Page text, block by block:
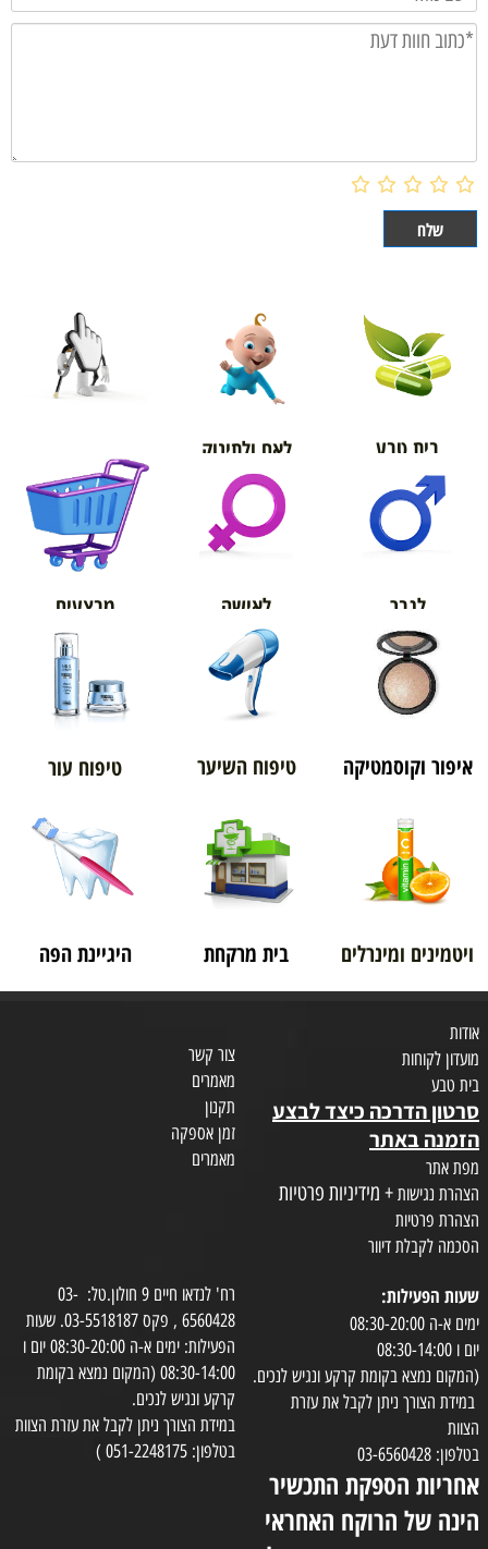
בית טבע לאם ולתינוק
אורטופדיה
לגבר לאישה מבצעים
איפור וקוסמטיקה טיפוח השיער טיפוח עור
ויטמינים ומינרלים בית מרקחת היגיינת הפה
אודות
מועדון לקוחות
בית טבע
סרטון הדרכה כיצד לבצע
הזמנה באתר
מפת אתר
הצהרת נגישות + מידיניות פרטיות
הצהרת פרטיות
הסכמה לקבלת דיוור
צור קשר
מאמרים
תקנון
זמן אספקה
מאמרים
שעות הפעילות:
ימים א-ה 08:30-20:00
יום ו 08:30-14:00
(המקום נמצא בקומת קרקע ונגיש לנכים.
במידת הצורך ניתן לקבל את עזרת
הצוות
בטלפון: 03-6560428
אחריות הספקת התכשיר
הינה של הרוקח האחראי
רח' לנדאו חיים 9 חולון.טל: 03-
6560428 , פקס 03-5518187. שעות
הפעילות: ימים א-ה 08:30-20:00 יום ו
08:30-14:00 (המקום נמצא בקומת
קרקע ונגיש לנכים.
במידת הצורך ניתן לקבל את עזרת הצוות
בטלפון: 051-2248175 )